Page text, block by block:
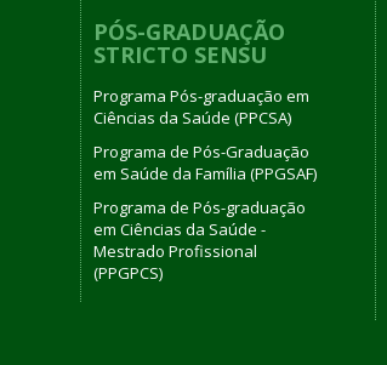
PÓS-GRADUAÇÃO
STRICTO SENSU
Programa Pós-graduação em
Ciências da Saúde (PPCSA)
Programa de Pós-Graduação
em Saúde da Família (PPGSAF)
Programa de Pós-graduação
em Ciências da Saúde -
Mestrado Profissional
(PPGPCS)